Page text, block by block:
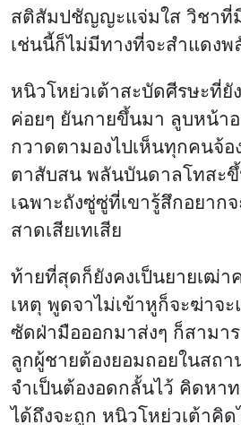
สติสัมปชัญญะแจ่มใส วิชาที่
เช่นนี้ก็ไม่มีทางที่จะสำแดงพ
หนิวโหย่วเต้าสะบัดศีรษะที่ยั
ค่อยๆ ยันกายขึ้นมา ลูบหน้า
กวาดตามองไปเห็นทุกคนจ้อ
ตาสับสน พลันบันดาลโทสะ
เฉพาะถังซู่ซู่ที่เขารู้สึกอยาก
สาดเสียเทเสีย
ท้ายที่สุดก็ยังคงเป็นยายเฒ่า
เหตุ พูดจาไม่เข้าหูก็จะฆ่าจะ
ซัดฝ่ามือออกมาส่งๆ ก็สามา
ลูกผู้ชายต้องยอมถอยในสถา
จำเป็นต้องอดกลั้นไว้ คิดหา
ได้ถึงจะถูก หนิวโหย่วเต้าคิ